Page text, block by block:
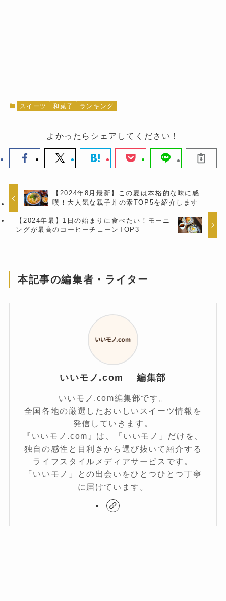
スイーツ 和菓子 ランキング
よかったらシェアしてください！
【2024年8月最新】この夏は本格的な味に感
嘆！大人気な親子丼の素TOP5を紹介します
​​【2024年最】1日の始まりに食べたい！モーニ
ングが最高のコーヒーチェーンTOP3​
本記事の編集者・ライター
いいモノ.com 編集部
いいモノ.com編集部です。
全国各地の厳選したおいしいスイーツ情報を
発信していきます。
『いいモノ.com』は、「いいモノ」だけを、
独自の感性と目利きから選び抜いて紹介する
ライフスタイルメディアサービスです。
「いいモノ」との出会いをひとつひとつ丁寧
に届けています。